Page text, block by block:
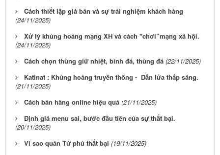
Cách thiết lập giá bán và sự trải nghiệm khách hàng
(24/11/2025)
Xử lý khủng hoảng mạng XH và cách "chơi”mạng xã hội.
(24/11/2025)
Cách chọn thùng giữ nhiệt, bình đá, thùng đá (22/11/2025)
Katinat : Khủng hoảng truyền thông - Dẫn lửa thắp sáng.
(21/11/2025)
Cách bán hàng online hiệu quả (21/11/2025)
Định giá menu sai, bước đầu tiên của sự thất bại.
(20/11/2025)
Vì sao quán Tứ phủ thất bại (19/11/2025)